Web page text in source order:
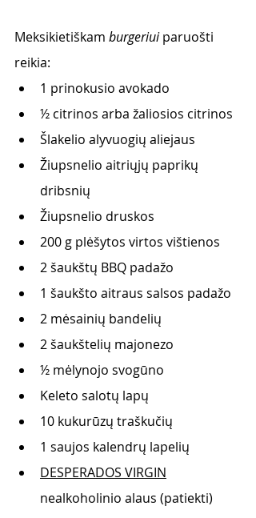
Meksikietiškam burgeriui paruošti
reikia:
1 prinokusio avokado
½ citrinos arba žaliosios citrinos
Šlakelio alyvuogių aliejaus
Žiupsnelio aitriųjų paprikų
dribsnių
Žiupsnelio druskos
200 g plėšytos virtos vištienos
2 šaukštų BBQ padažo
1 šaukšto aitraus salsos padažo
2 mėsainių bandelių
2 šaukštelių majonezo
½ mėlynojo svogūno
Keleto salotų lapų
10 kukurūzų traškučių
1 saujos kalendrų lapelių
DESPERADOS VIRGIN
nealkoholinio alaus (patiekti)